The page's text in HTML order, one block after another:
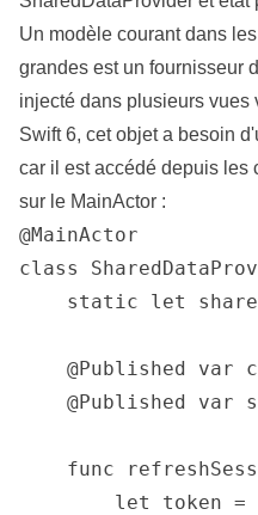
Un modèle courant dans
grandes est un fournisseur
injecté dans plusieurs
Swift 6, cet objet a besoin
car il est accédé depuis les
sur le MainActor :
@MainActor
class
static let
@Published var
@Published var
func
let token =